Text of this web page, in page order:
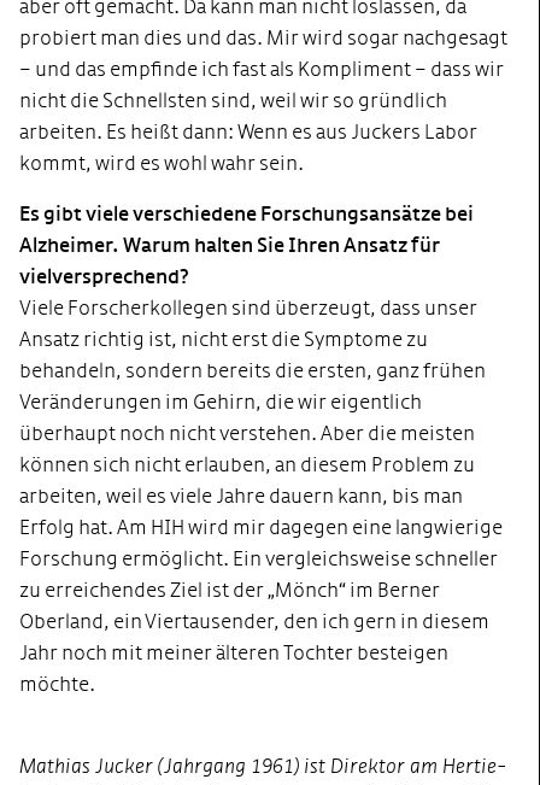
aber oft gemacht. Da kann man nicht loslassen, da
probiert man dies und das. Mir wird sogar nachgesagt
– und das empfinde ich fast als Kompliment – dass wir
nicht die Schnellsten sind, weil wir so gründlich
arbeiten. Es heißt dann: Wenn es aus Juckers Labor
kommt, wird es wohl wahr sein.
Es gibt viele verschiedene Forschungsansätze bei
Alzheimer. Warum halten Sie Ihren Ansatz für
vielversprechend?
Viele Forscherkollegen sind überzeugt, dass unser
Ansatz richtig ist, nicht erst die Symptome zu
behandeln, sondern bereits die ersten, ganz frühen
Veränderungen im Gehirn, die wir eigentlich
überhaupt noch nicht verstehen. Aber die meisten
können sich nicht erlauben, an diesem Problem zu
arbeiten, weil es viele Jahre dauern kann, bis man
Erfolg hat. Am HIH wird mir dagegen eine langwierige
Forschung ermöglicht. Ein vergleichsweise schneller
zu erreichendes Ziel ist der „Mönch“ im Berner
Oberland, ein Viertausender, den ich gern in diesem
Jahr noch mit meiner älteren Tochter besteigen
möchte.
Mathias Jucker (Jahrgang 1961) ist Direktor am Hertie-